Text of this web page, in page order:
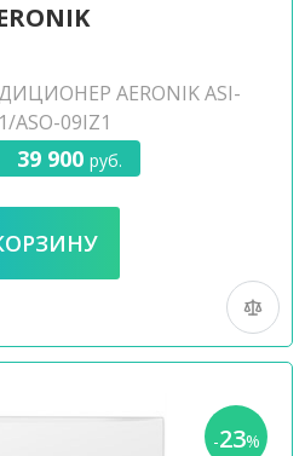
AERONIK ASI-
ASO-09IZ1
39 900 руб.
-23%